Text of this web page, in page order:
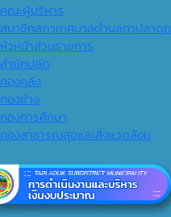
คณะผู้บริหาร
สมาชิกสภาเทศบาลตำบลทาปลาดุก
หัวหน้าส่วนราชการ
สำนักปลัด
กองคลัง
กองช่าง
กองการศึกษา
กองสาธารณสุขและสิ่งแวดล้อม